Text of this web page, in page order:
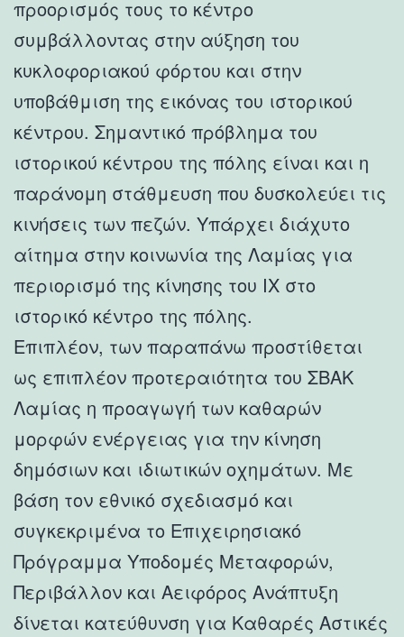
προορισμός τους το κέντρο
συμβάλλοντας στην αύξηση του
κυκλοφοριακού φόρτου και στην
υποβάθμιση της εικόνας του ιστορικού
κέντρου. Σημαντικό πρόβλημα του
ιστορικού κέντρου της πόλης είναι και η
παράνομη στάθμευση που δυσκολεύει τις
κινήσεις των πεζών. Υπάρχει διάχυτο
αίτημα στην κοινωνία της Λαμίας για
περιορισμό της κίνησης του ΙΧ στο
ιστορικό κέντρο της πόλης.
Επιπλέον, των παραπάνω προστίθεται
ως επιπλέον προτεραιότητα του ΣΒΑΚ
Λαμίας η προαγωγή των καθαρών
μορφών ενέργειας για την κίνηση
δημόσιων και ιδιωτικών οχημάτων. Με
βάση τον εθνικό σχεδιασμό και
συγκεκριμένα το Επιχειρησιακό
Πρόγραμμα Υποδομές Μεταφορών,
Περιβάλλον και Αειφόρος Ανάπτυξη
δίνεται κατεύθυνση για Καθαρές Αστικές